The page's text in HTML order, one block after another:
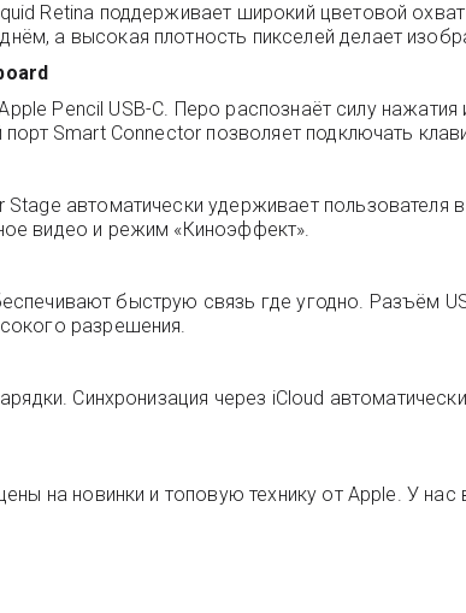
Retina поддерживает широкий цветовой
а высокая плотность пикселей делает
Pencil USB-C. Перо распознаёт силу
Smart Connector позволяет подключать
автоматически удерживает
видео и режим «Киноэффект».
быструю связь где угодно. Разъём
разрешения.
Синхронизация через iCloud
на новинки и топовую технику от Apple. У